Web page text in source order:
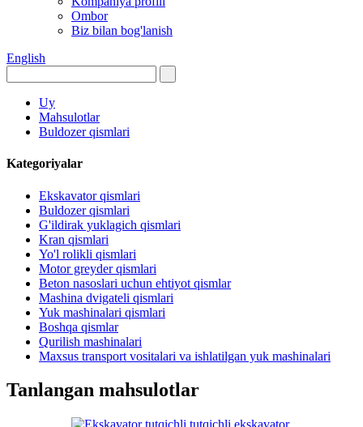
Ombor
Biz bilan bog'lanish
English
Uy
Mahsulotlar
Buldozer qismlari
Kategoriyalar
Ekskavator qismlari
Buldozer qismlari
G'ildirak yuklagich qismlari
Kran qismlari
Yo'l rolikli qismlari
Motor greyder qismlari
Beton nasoslari uchun ehtiyot qismlar
Mashina dvigateli qismlari
Yuk mashinalari qismlari
Boshqa qismlar
Qurilish mashinalari
Maxsus transport vositalari va ishlatilgan yuk mashinalari
Tanlangan mahsulotlar